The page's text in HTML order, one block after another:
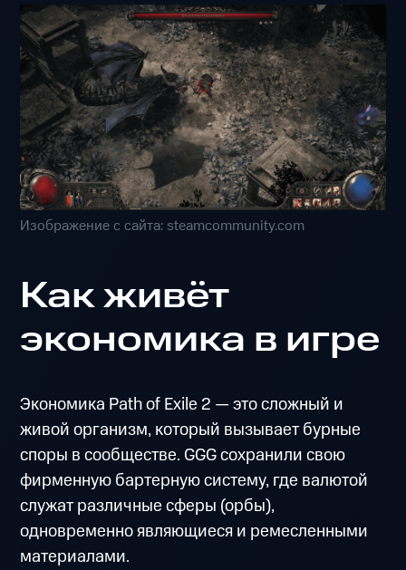
Изображение с сайта: steamcommunity.com
Как живёт
экономика в игре
Экономика Path of Exile 2 — это сложный и
живой организм, который вызывает бурные
споры в сообществе. GGG сохранили свою
фирменную бартерную систему, где валютой
служат различные сферы (орбы),
одновременно являющиеся и ремесленными
материалами.